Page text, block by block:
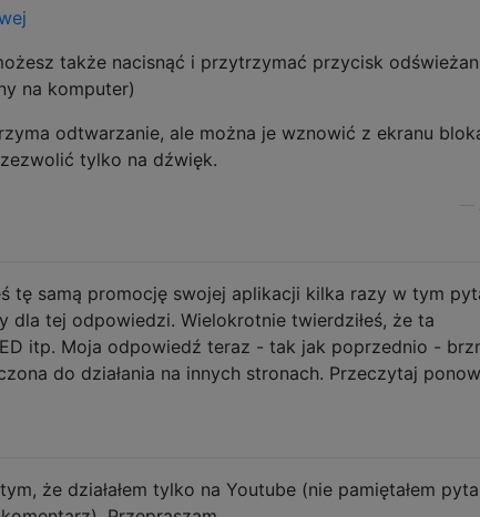
także nacisnąć i przytrzymać przycisk
na komputer)
odtwarzanie, ale można je wznowić z ekranu
tylko na dźwięk.
tę samą promocję swojej aplikacji kilka razy w tym
dla tej odpowiedzi. Wielokrotnie twierdziłeś, że ta
itp. Moja odpowiedź teraz - tak jak poprzednio -
do działania na innych stronach. Przeczytaj
że działałem tylko na Youtube (nie pamiętałem